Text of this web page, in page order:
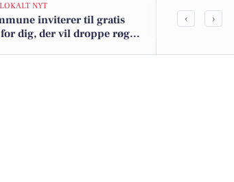
LOKALT NYT
inviterer til gratis
dig, der vil droppe røg,
Schulstad
‹ ›